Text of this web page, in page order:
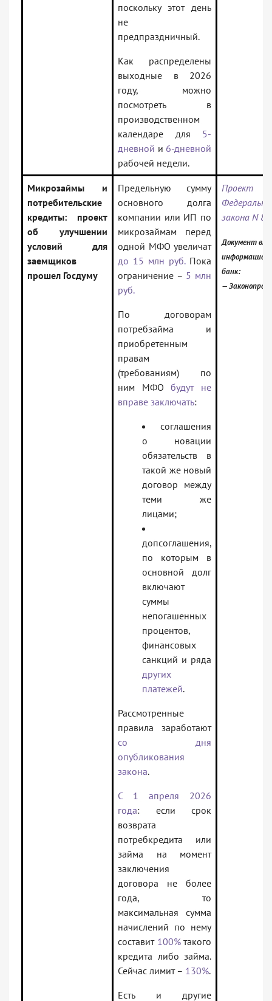
поскольку этот день
не
предпраздничный.
Как распределены
выходные в 2026
году, можно
посмотреть в
производственном
календаре для 5-
дневной и 6-дневной
рабочей недели.
Микрозаймы и
потребительские
кредиты: проект
об улучшении
условий для
заемщиков
прошел Госдуму
Предельную сумму
основного долга
компании или ИП по
микрозаймам перед
одной МФО увеличат
до 15 млн руб.Пока
ограничение – 5 млн
руб.
По договорам
потребзайма и
приобретенным
правам
(требованиям) по
ним МФОбудут не
вправе заключать:
соглашения
о новации
обязательств в
такой же новый
договор между
теми же
лицами;
допсоглашения,
по которым в
основной долг
включают
суммы
непогашенных
процентов,
финансовых
санкций и ряда
других
платежей.
Рассмотренные
правила заработают
со дня
опубликования
закона.
С 1 апреля 2026
года: если срок
возврата
потребкредита или
займа на момент
заключения
договора не более
года, то
максимальная сумма
начислений по нему
составит 100%такого
кредита либо займа.
Сейчас лимит – 130%.
Есть и другие
Проект
закона N
Документ
банк:
—